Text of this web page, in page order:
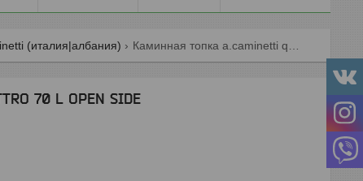
(италия|албания)
70 L OPEN SIDE